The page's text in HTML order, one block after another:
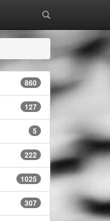
860
127
5
222
1025
307